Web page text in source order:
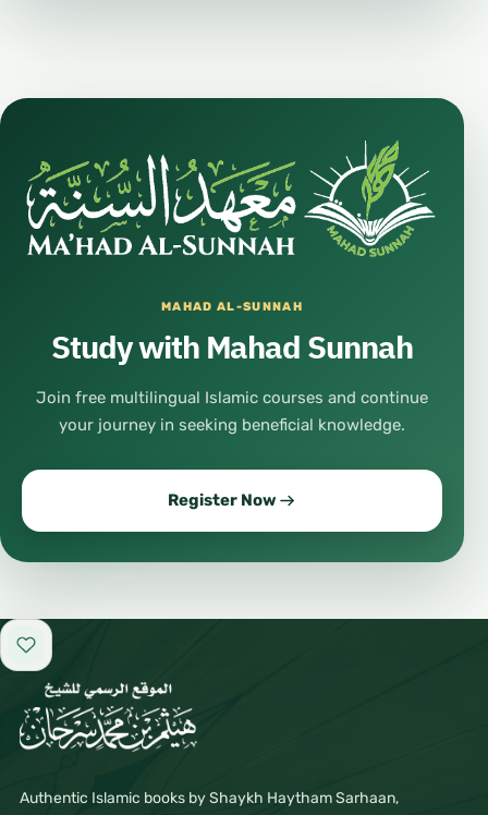
MAHAD AL-SUNNAH
Study with Mahad Sunnah
Join free multilingual Islamic courses and continue
your journey in seeking beneficial knowledge.
Register Now
Add to favorites
Authentic Islamic books by Shaykh Haytham Sarhaan,